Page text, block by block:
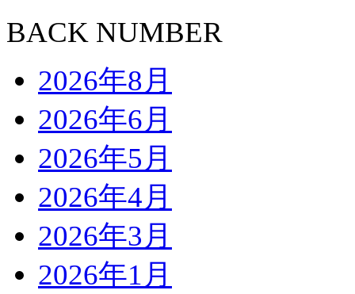
BACK NUMBER
2026年8月
2026年6月
2026年5月
2026年4月
2026年3月
2026年1月